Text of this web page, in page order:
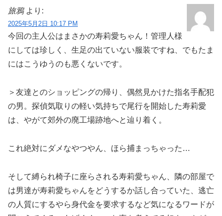
旅鴉 より:
2025年5月2日 10:17 PM
今回の主人公はまさかの寿莉愛ちゃん！管理人様
にしては珍しく、生足の出ていない服装ですね、でもたま
にはこうゆうのも悪くないです。
＞友達とのショッピングの帰り、偶然見かけた指名手配犯
の男。探偵気取りの軽い気持ちで尾行を開始した寿莉愛
は、やがて郊外の廃工場跡地へと辿り着く。
これ絶対にダメなやつやん、ほら捕まっちゃった…
そして縛られ椅子に座らされる寿莉愛ちゃん、隣の部屋で
は男達が寿莉愛ちゃんをどうするか話し合っていた、逃亡
の人質にするやら身代金を要求するなど気になるワードが